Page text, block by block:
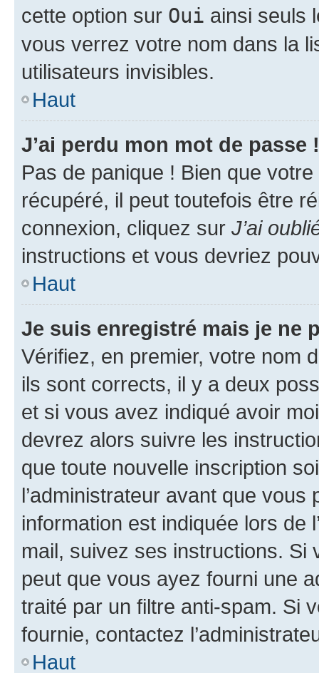
cette option sur Oui ainsi seuls
vous verrez votre nom dans la
utilisateurs invisibles.
Haut
J’ai perdu mon mot de passe !
Pas de panique ! Bien que
récupéré, il peut toutefois être
connexion, cliquez sur J’ai
instructions et vous devriez
Haut
Je suis enregistré mais je ne
Vérifiez, en premier, votre nom
ils sont corrects, il y a deux
et si vous avez indiqué avoir
devrez alors suivre les
que toute nouvelle inscription
l’administrateur avant que
information est indiquée lors de
mail, suivez ses instructions. Si
peut que vous ayez fourni une
traité par un filtre anti-spam. Si
fournie, contactez
Haut